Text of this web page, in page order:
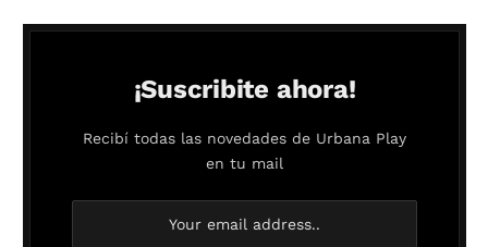
¡Suscribite ahora!
Recibí todas las novedades de Urbana Play
en tu mail